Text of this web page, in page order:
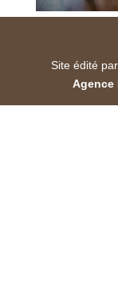
Site édité
Agence